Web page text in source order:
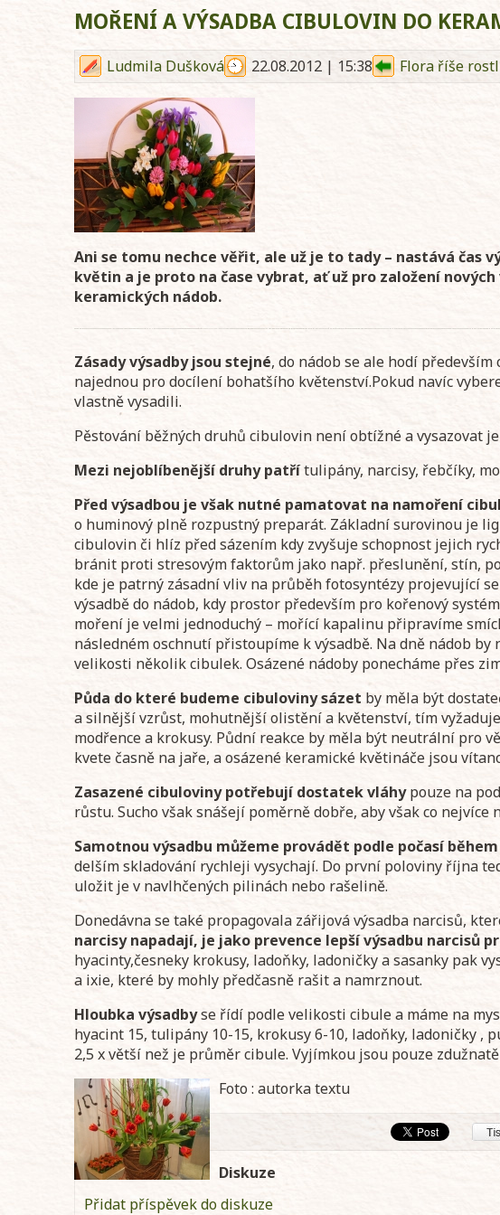
MOŘENÍ A VÝSADBA CIBULOVIN DO
Ludmila Dušková 22.08.2012 | 15:38 Flora říše
Ani se tomu nechce věřit, ale už je to tady – nastává čas
květin a je proto na čase vybrat, ať už pro založení
keramických nádob.
Zásady výsadby jsou stejné, do nádob se ale hodí
najednou pro docílení bohatšího květenství.Pokud navíc
vlastně vysadili.
Pěstování běžných druhů cibulovin není obtížné a vysazovat
Mezi nejoblíbenější druhy patřítulipány, narcisy, řebčíky,
Před výsadbou je však nutné pamatovat na namoření
o huminový plně rozpustný preparát. Základní surovinou je
cibulovin či hlíz před sázením kdy zvyšuje schopnost jejich
bránit proti stresovým faktorům jako např. přeslunění, stín,
kde je patrný zásadní vliv na průběh fotosyntézy projevující
výsadbě do nádob, kdy prostor především pro kořenový
moření je velmi jednoduchý – mořící kapalinu připravíme
následném oschnutí přistoupíme k výsadbě. Na dně nádob
velikosti několik cibulek. Osázené nádoby ponecháme přes
Půda do které budeme cibuloviny sázet by měla být
a silnější vzrůst, mohutnější olistění a květenství, tím
modřence a krokusy. Půdní reakce by měla být neutrální pro
kvete časně na jaře, a osázené keramické květináče jsou
Zasazené cibuloviny potřebují dostatek vláhypouze na
růstu. Sucho však snášejí poměrně dobře, aby však co
Samotnou výsadbu můžeme provádět podle počasí
delším skladování rychleji vysychají. Do první poloviny října
uložit je v navlhčených pilinách nebo rašelině.
Donedávna se také propagovala zářijová výsadba narcisů,
narcisy napadají, je jako prevence lepší výsadbu narcisů
hyacinty,česneky krokusy, ladoňky, ladoničky a sasanky pak
a ixie, které by mohly předčasně rašit a namrznout.
Hloubka výsadbyse řídí podle velikosti cibule a máme na
hyacint 15, tulipány 10-15, krokusy 6-10, ladoňky, ladoničky ,
2,5 x větší než je průměr cibule. Vyjímkou jsou pouze
Foto : autorka textu
Diskuze
Přidat příspěvek do diskuze